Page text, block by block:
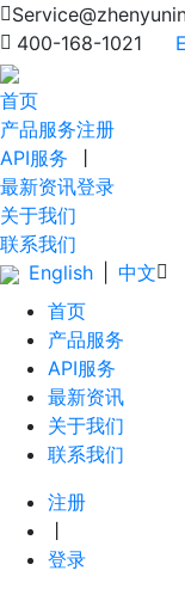
400-168-1021
首页
产品服务
API服务
最新资讯
关于我们
联系我们
注册
登录
English
中文
首页
产品服务
API服务
最新资讯
关于我们
联系我们
注册
登录